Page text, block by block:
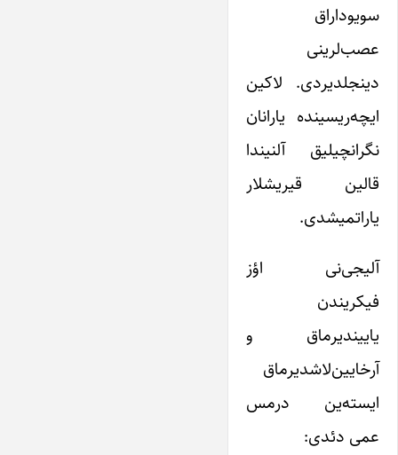
سویوداراق
عصب‌لرینی
دینجلدیردی. لاکین
ایچه‌ریسینده یارانان
نگرانچیلیق آلنیندا
قالین قیریشلار
یاراتمیشدی.
آلیجی‌نی اؤز
فیکریندن
یاییندیرماق و
آرخایین‌لاشدیرماق
ایسته‌ین درمس
عمی دئدی: